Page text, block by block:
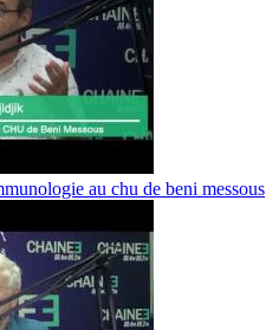
au chu de beni messous